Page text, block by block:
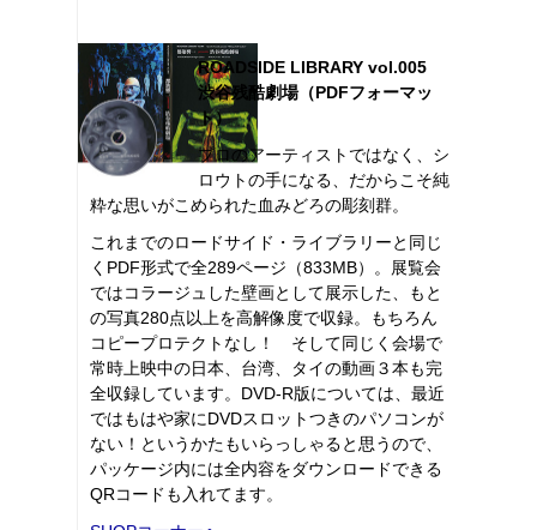
ROADSIDE LIBRARY vol.005
渋谷残酷劇場（PDFフォーマッ
ト）
プロのアーティストではなく、シ
ロウトの手になる、だからこそ純
粋な思いがこめられた血みどろの彫刻群。
これまでのロードサイド・ライブラリーと同じ
くPDF形式で全289ページ（833MB）。展覧会
ではコラージュした壁画として展示した、もと
の写真280点以上を高解像度で収録。もちろん
コピープロテクトなし！ そして同じく会場で
常時上映中の日本、台湾、タイの動画３本も完
全収録しています。DVD-R版については、最近
ではもはや家にDVDスロットつきのパソコンが
ない！というかたもいらっしゃると思うので、
パッケージ内には全内容をダウンロードできる
QRコードも入れてます。